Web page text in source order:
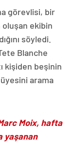
görevlisi, bir
ekibin
söyledi.
Blanche
kişiden beşinin
arama
Moix, hafta
yaşanan